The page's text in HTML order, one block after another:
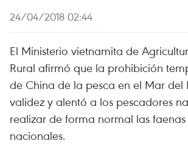
24/04/2018 02:44
El Ministerio vietnamita de
Rural afirmó que la prohibición
de China de la pesca en el Mar del
validez y alentó a los pescadores
realizar de forma normal las
nacionales.